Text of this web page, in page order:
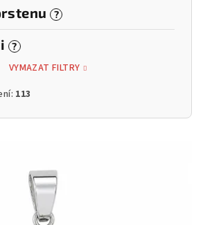
?
?
VYMAZAT FILTRY
113